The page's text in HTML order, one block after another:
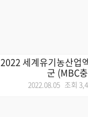
2022 세계유기농산업
군 (MBC
2022.08.05 조회